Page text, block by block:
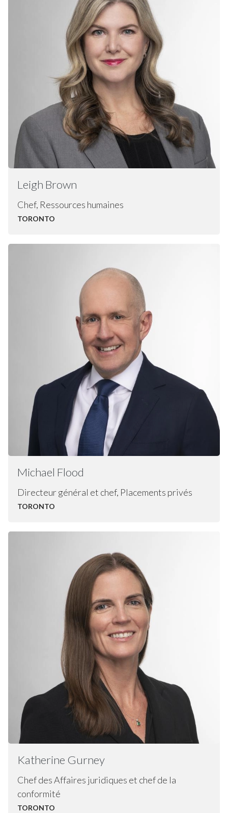
Leigh Brown
Chef, Ressources humaines
TORONTO
Michael Flood
Directeur général et chef, Placements privés
TORONTO
Katherine Gurney
Chef des Affaires juridiques et chef de la
conformité
TORONTO